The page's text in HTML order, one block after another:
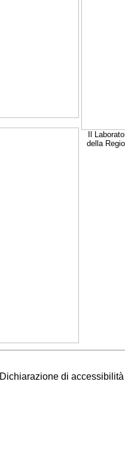
Il
della
Dichiarazione di